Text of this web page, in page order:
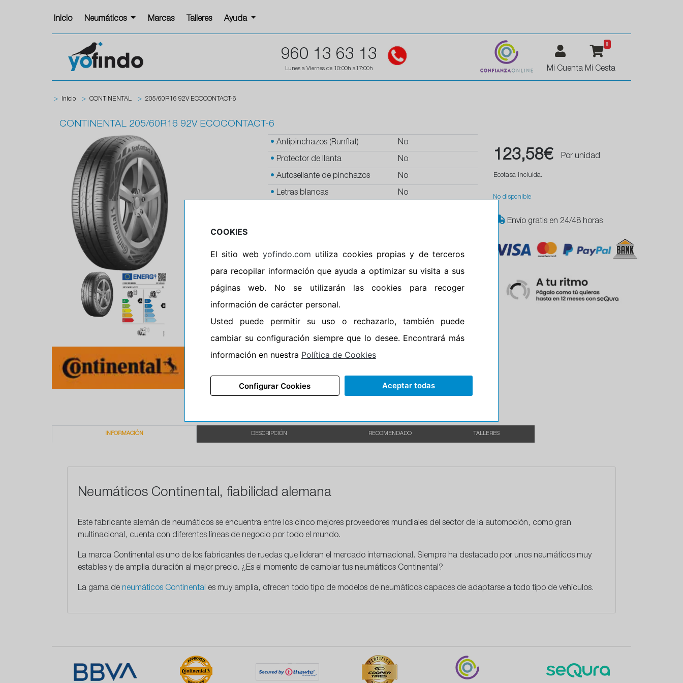
Inicio Neumáticos Marcas Talleres Ayuda
960 13 63 13
Lunes a Viernes de 10:00h a17:00h Mi Cuenta
0
Mi Cesta
> Inicio > CONTINENTAL > 205/60R16 92V ECOCONTACT-6
CONTINENTAL 205/60R16 92V ECOCONTACT-6
• Antipinchazos (Runflat) No
• Protector de llanta No
• Autosellante de pinchazos No
• Letras blancas No
No
Calidad PREMIUM
P.O.R. No
• Oportunidad
• Etiqueta energética Información Eprel
123,58€ Por unidad
Ecotasa incluida.
No disponible
Envío gratis en 24/48 horas
INFORMACIÓN DESCRIPCIÓN RECOMENDADO TALLERES
Neumáticos Continental, fiabilidad alemana
Este fabricante alemán de neumáticos se encuentra entre los cinco mejores proveedores mundiales del sector de la automoción, como gran
multinacional, cuenta con diferentes líneas de negocio por todo el mundo.
La marca Continental es uno de los fabricantes de ruedas que lideran el mercado internacional. Siempre ha destacado por unos neumáticos muy
estables y de amplia duración al mejor precio. ¿Es el momento de cambiar tus neumáticos Continental?
La gama de neumáticos Continental es muy amplia, ofrecen todo tipo de modelos de neumáticos capaces de adaptarse a todo tipo de vehículos.
COOKIES
El sitio web yofindo.com utiliza cookies propias y de terceros
para recopilar información que ayuda a optimizar su visita a sus
páginas web. No se utilizarán las cookies para recoger
información de carácter personal.
Usted puede permitir su uso o rechazarlo, también puede
cambiar su configuración siempre que lo desee. Encontrará más
información en nuestra Política de Cookies
Configurar Cookies Aceptar todas